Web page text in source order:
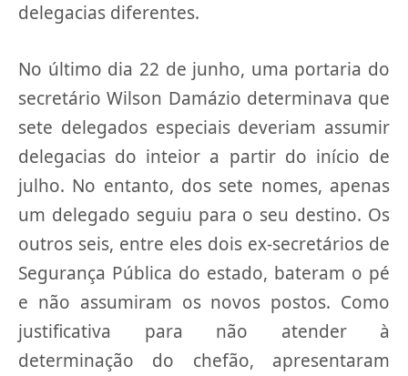
delegacias diferentes.
No último dia 22 de junho, uma portaria do
secretário Wilson Damázio determinava que
sete delegados especiais deveriam assumir
delegacias do inteior a partir do início de
julho. No entanto, dos sete nomes, apenas
um delegado seguiu para o seu destino. Os
outros seis, entre eles dois ex-secretários de
Segurança Pública do estado, bateram o pé
e não assumiram os novos postos. Como
justificativa para não atender à
determinação do chefão, apresentaram